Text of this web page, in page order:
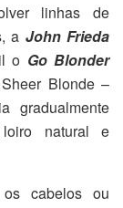
linhas de
a John Frieda
o Go Blonder
Blonde –
gradualmente
natural e
cabelos ou